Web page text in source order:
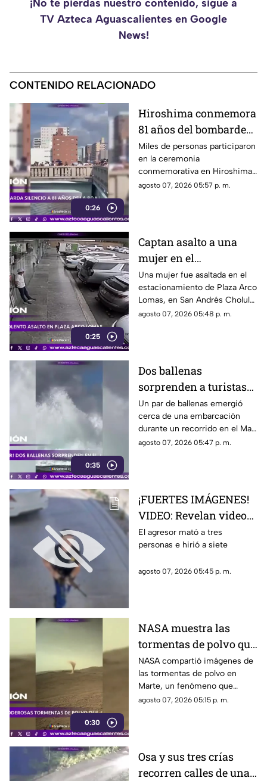
¡No te pierdas nuestro contenido, sigue a
TV Azteca Aguascalientes en Google
News!
CONTENIDO RELACIONADO
0:26
Hiroshima conmemora
81 años del bombardeo
atómico con un minuto
de silencio
Miles de personas participaron
en la ceremonia
conmemorativa en Hiroshima,
donde se recordó a las
agosto 07, 2026 05:57 p. m.
0:25
Captan asalto a una
mujer en el
estacionamiento de
Plaza Arco Lomas
Una mujer fue asaltada en el
estacionamiento de Plaza Arco
Lomas, en San Andrés Cholula.
El ataque quedó registrado por
agosto 07, 2026 05:48 p. m.
0:35
Dos ballenas
sorprenden a turistas
durante avistamiento
en el Mar de Cortés
Un par de ballenas emergió
cerca de una embarcación
durante un recorrido en el Mar
de Cortés. El avistamiento fue
agosto 07, 2026 05:47 p. m.
¡FUERTES IMÁGENES!
VIDEO: Revelan videos
de seguridad del tiroteo
realizado en famosa
hamburguesas en
El agresor mató a tres
personas e hirió a siete
agosto 07, 2026 05:45 p. m.
0:30
NASA muestra las
tormentas de polvo que
cubren Marte
NASA compartió imágenes de
las tormentas de polvo en
Marte, un fenómeno que
puede extenderse por miles de
agosto 07, 2026 05:15 p. m.
Osa y sus tres crías
recorren calles de una